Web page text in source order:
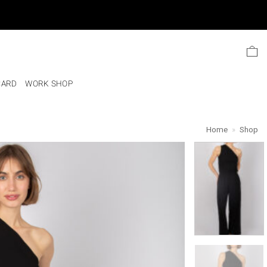
content
WORK SHOP
Home » Shop